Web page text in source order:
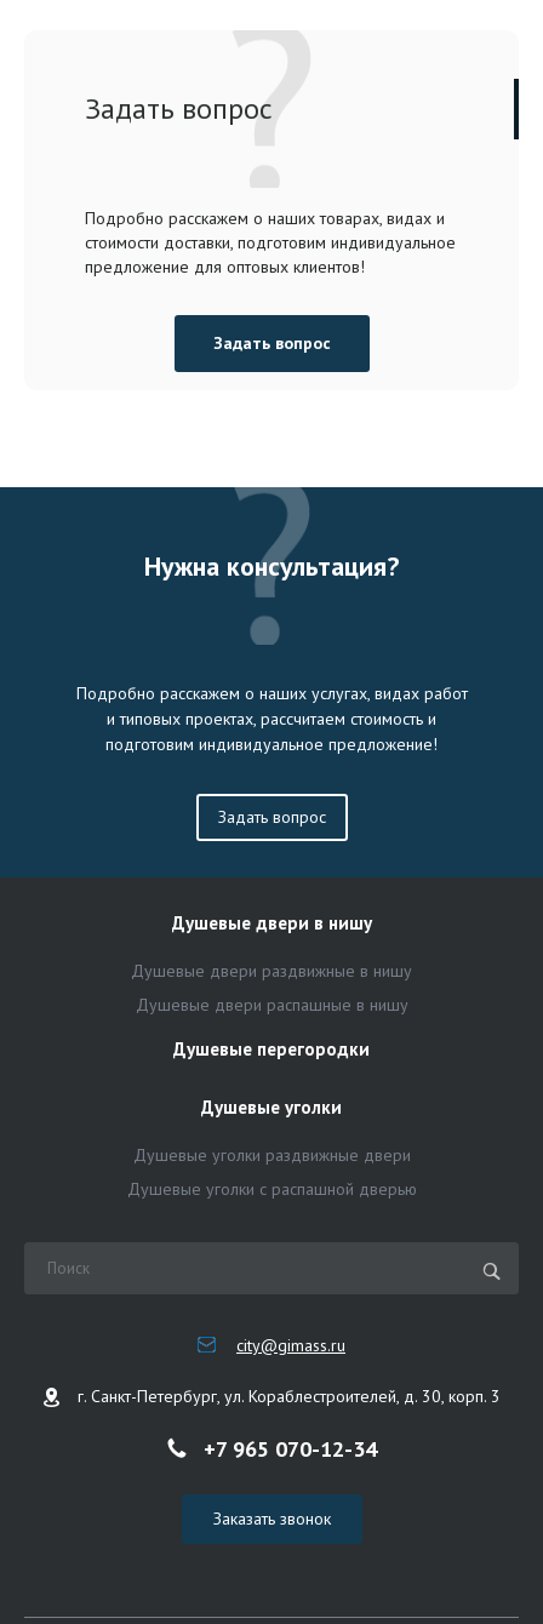
Задать вопрос
Подробно расскажем о наших товарах, видах и
стоимости доставки, подготовим индивидуальное
предложение для оптовых клиентов!
Задать вопрос
Нужна консультация?
Подробно расскажем о наших услугах, видах работ
и типовых проектах, рассчитаем стоимость и
подготовим индивидуальное предложение!
Задать вопрос
Душевые двери в нишу
Душевые двери раздвижные в нишу
Душевые двери распашные в нишу
Душевые перегородки
Душевые уголки
Душевые уголки раздвижные двери
Душевые уголки с распашной дверью
city@gimass.ru
г. Санкт-Петербург, ул. Кораблестроителей, д. 30, корп. 3
+7 965 070-12-34
Заказать звонок